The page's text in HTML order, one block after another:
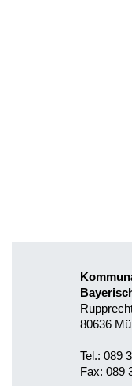
80636
Tel.: 089
Fax: 089